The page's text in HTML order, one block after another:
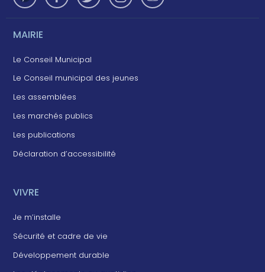
MAIRIE
Le Conseil Municipal
Le Conseil municipal des jeunes
Les assemblées
Les marchés publics
Les publications
Déclaration d’accessibilité
VIVRE
Je m’installe
Sécurité et cadre de vie
Développement durable